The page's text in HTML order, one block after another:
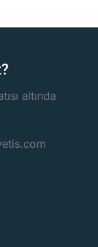
altında